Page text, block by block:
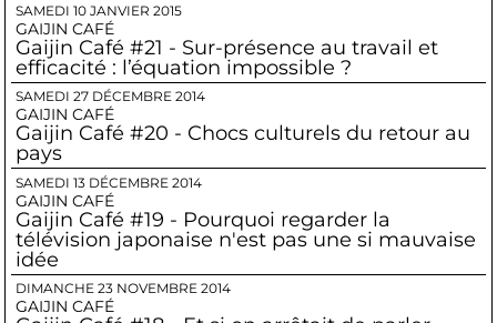
SAMEDI 10 JANVIER 2015
GAIJIN CAFÉ
Gaijin Café #21 - Sur-présence au travail et
efficacité : l’équation impossible ?
SAMEDI 27 DÉCEMBRE 2014
GAIJIN CAFÉ
Gaijin Café #20 - Chocs culturels du retour au
pays
SAMEDI 13 DÉCEMBRE 2014
GAIJIN CAFÉ
Gaijin Café #19 - Pourquoi regarder la
télévision japonaise n'est pas une si mauvaise
idée
DIMANCHE 23 NOVEMBRE 2014
GAIJIN CAFÉ